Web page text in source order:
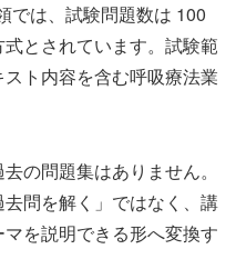
では、試験問題数は 100
とされています。試験範
ト内容を含む呼吸療法業
の問題集はありません。
問を解く」ではなく、講
を説明できる形へ変換す